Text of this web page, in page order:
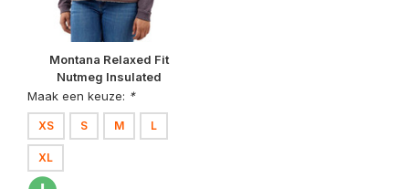
Montana Relaxed Fit
Nutmeg Insulated
Bodywarmer Dames
Maak een keuze: *
XS S M L
XL